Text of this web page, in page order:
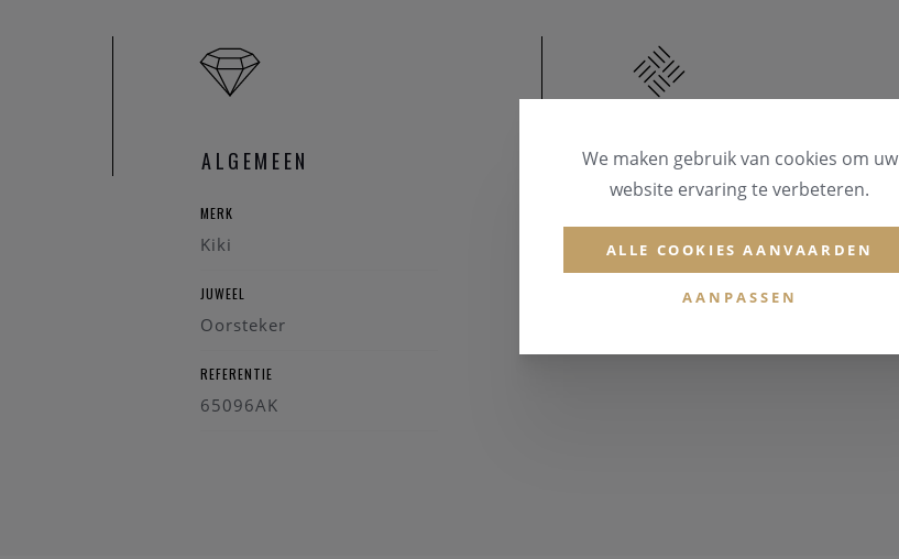
ALGEMEEN
MERK
Kiki
JUWEEL
Oorsteker
REFERENTIE
65096AK
MATERIAAL
Zilver 925
EDELSTENEN
We maken gebruik van cookies om uw
website ervaring te verbeteren.
ALLE COOKIES AANVAARDEN
AANPASSEN